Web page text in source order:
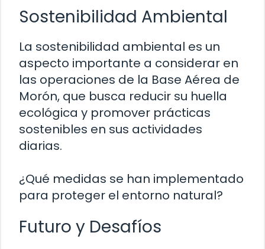
Sostenibilidad Ambiental
La sostenibilidad ambiental es un
aspecto importante a considerar en
las operaciones de la Base Aérea de
Morón, que busca reducir su huella
ecológica y promover prácticas
sostenibles en sus actividades
diarias.
¿Qué medidas se han implementado
para proteger el entorno natural?
Futuro y Desafíos